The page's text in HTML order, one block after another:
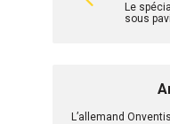
Le
sous
L’allemand